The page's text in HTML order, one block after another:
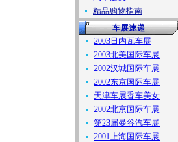
精品购物指南
车展速递
2003日内瓦车展
2003北美国际车展
2002汉城国际车展
2002东京国际车展
天津车展香车美女
2002北京国际车展
第23届曼谷汽车展
2001上海国际车展